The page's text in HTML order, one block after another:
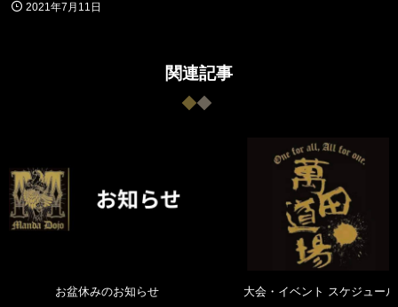
2021年7月11日
関連記事
お盆休みのお知らせ 大会・イベント スケジュール